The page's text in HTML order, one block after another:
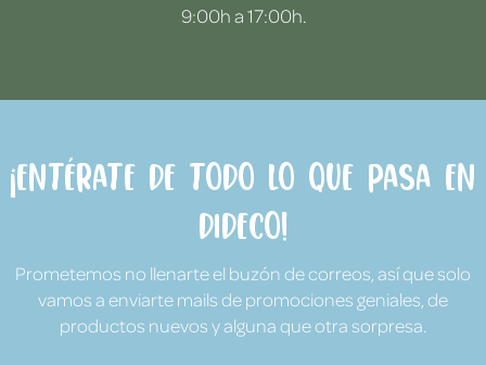
9:00h a 17:00h.
¡Entérate de todo lo que pasa en
Dideco!
Prometemos no llenarte el buzón de correos, así que solo
vamos a enviarte mails de promociones geniales, de
productos nuevos y alguna que otra sorpresa.